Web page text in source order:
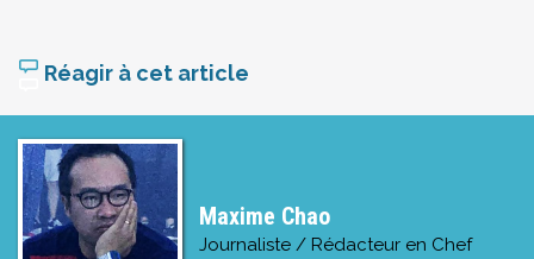
Réagir à cet article
Maxime Chao
Journaliste / Rédacteur en Chef